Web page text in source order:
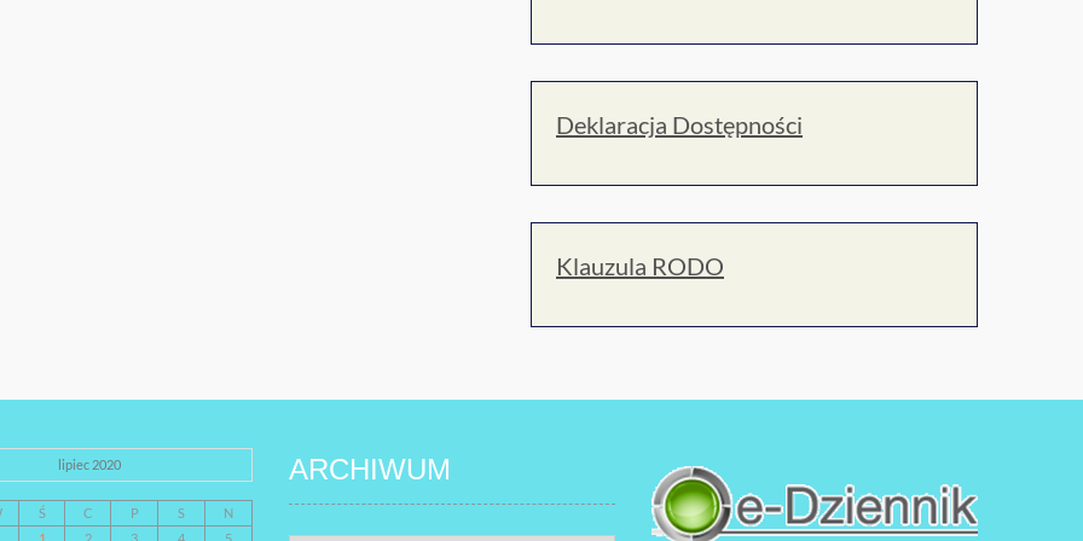
Deklaracja Dostępności
Klauzula RODO
lipiec 2020
Ś C P S
N
ARCHIWUM